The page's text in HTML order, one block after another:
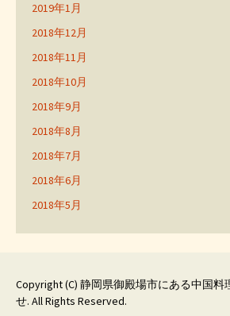
2019年1月
2018年12月
2018年11月
2018年10月
2018年9月
2018年8月
2018年7月
2018年6月
2018年5月
Copyright (C) 静岡県御殿場市にある中国料
せ. All Rights Reserved.